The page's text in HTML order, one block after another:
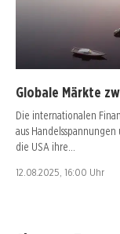
Globale Märkte
Die internationalen
aus
die USA ihre…
12.08.2025, 16:00 Uhr